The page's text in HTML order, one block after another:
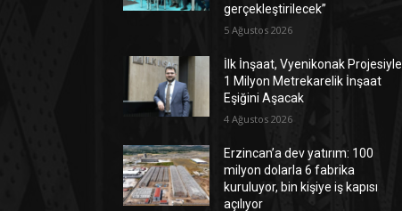
gerçekleştirilecek”
5 Ağustos 2026
İlk İnşaat, Vyenikonak Projesiyle
1 Milyon Metrekarelik İnşaat
Eşiğini Aşacak
4 Ağustos 2026
Erzincan’a dev yatırım: 100
milyon dolarla 6 fabrika
kuruluyor, bin kişiye iş kapısı
açılıyor